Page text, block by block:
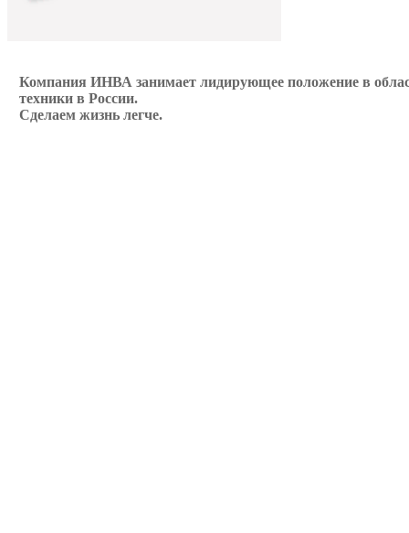
Компания ИНВА занимает лидирующее положение в
техники в России.
Сделаем жизнь легче.